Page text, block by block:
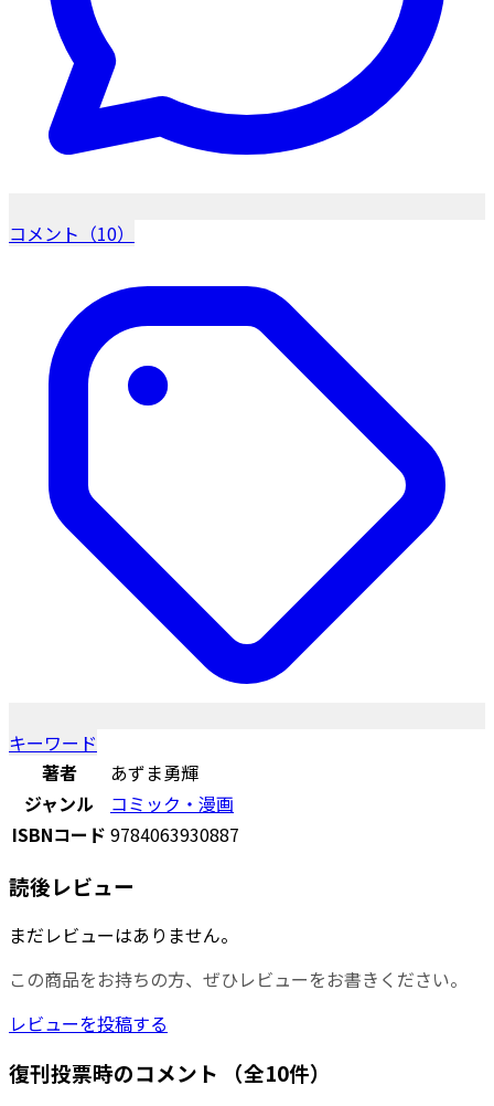
コメント（10）
キーワード
著者
あずま勇輝
ジャンル
コミック・漫画
ISBNコード 9784063930887
読後レビュー
まだレビューはありません。
この商品をお持ちの方、ぜひレビューをお書きください。
レビューを投稿する
復刊投票時のコメント （全10件）